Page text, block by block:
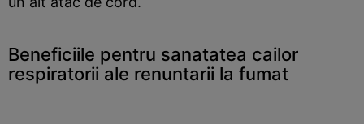
Beneficiile pentru sanatatea cailor
respiratorii ale renuntarii la fumat